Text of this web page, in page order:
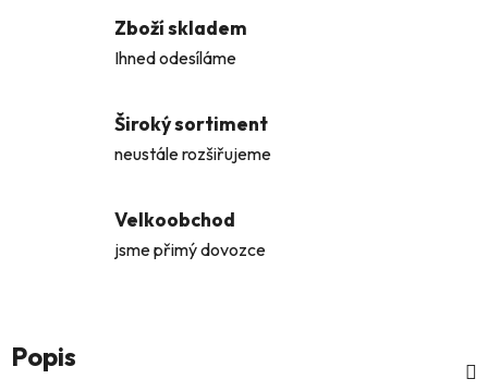
Zboží skladem
Ihned odesíláme
Široký sortiment
neustále rozšiřujeme
Velkoobchod
jsme přimý dovozce
Popis